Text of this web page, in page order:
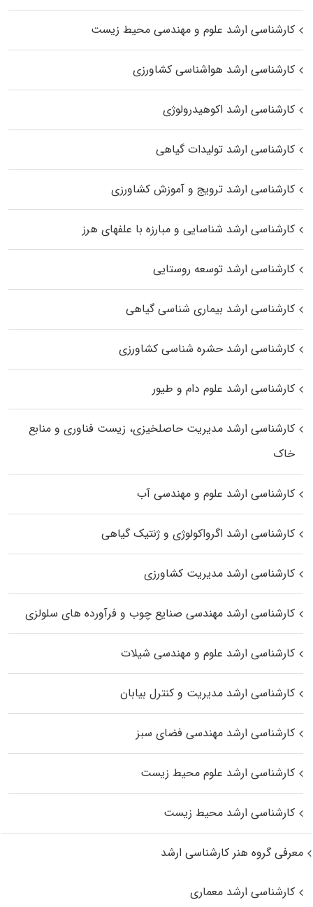
کارشناسی ارشد علوم و مهندسی محیط زیست
کارشناسی ارشد هواشناسی کشاورزی
کارشناسی ارشد اکوهیدرولوژی
کارشناسی ارشد تولیدات گیاهی
کارشناسی ارشد ترویج و آموزش کشاورزی
کارشناسی ارشد شناسایی و مبارزه با علفهای هرز
کارشناسی ارشد توسعه روستایی
کارشناسی ارشد بیماری‌ شناسی گیاهی
کارشناسی ارشد حشره‌ شناسی کشاورزی
کارشناسی ارشد علوم دام و طیور
کارشناسی ارشد مدیریت حاصلخیزی، زیست فناوری و منابع
خاک
کارشناسی ارشد علوم و مهندسی آب
کارشناسی ارشد اگرواکولوژی و ژنتیک گیاهی
کارشناسی ارشد مدیریت کشاورزی
کارشناسی ارشد مهندسی صنایع چوب و فرآورده‌ های سلولزی
کارشناسی ارشد علوم و مهندسی شیلات
کارشناسی ارشد مدیریت و کنترل بیابان
کارشناسی ارشد مهندسی فضای سبز
کارشناسی ارشد علوم محیط‌ زیست
کارشناسی ارشد محیط زیست
معرفی گروه هنر کارشناسی ارشد
کارشناسی ارشد معماری